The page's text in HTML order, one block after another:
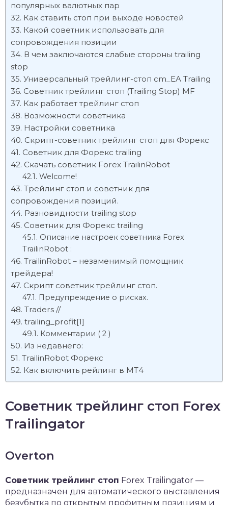
популярных валютных пар
Как ставить стоп при выходе новостей
Какой советник использовать для
сопровождения позиции
В чем заключаются слабые стороны trailing
stop
Универсальный трейлинг-стоп cm_EA Trailing
Советник трейлинг стоп (Trailing Stop) MF
Как работает трейлинг стоп
Возможности советника
Настройки советника
Скрипт-советник трейлинг стоп для Форекс
Советник для Форекс trailing
Скачать советник Forex TrailinRobot
Welcome!
Трейлинг стоп и советник для
сопровождения позиций.
Разновидности trailing stop
Советник для Форекс trailing
Описание настроек советника Forex
TrailinRobot :
TrailinRobot – незаменимый помощник
трейдера!
Скрипт советник трейлинг стоп.
Предупреждение о рисках.
Traders //
trailing_profit[1]
Комментарии ( 2 )
Из недавнего:
TrailinRobot Форекс
Как включить рейлинг в МТ4
Советник трейлинг стоп Forex
Trailingator
Overton
Советник трейлинг стоп Forex Trailingator —
предназначен для автоматического выставления
безубытка по открытым профитным позициям и